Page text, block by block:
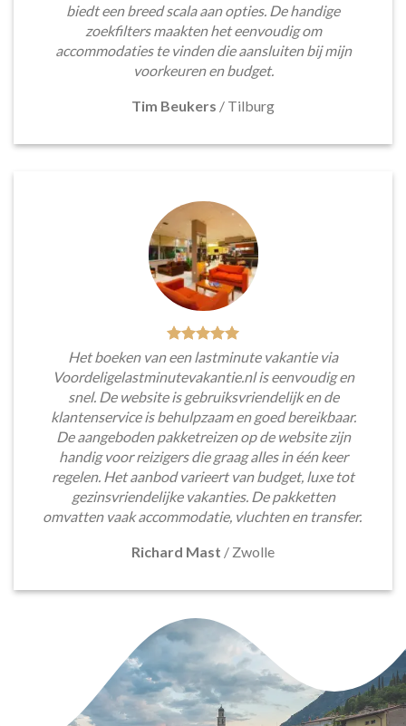
biedt een breed scala aan opties. De handige
zoekfilters maakten het eenvoudig om
accommodaties te vinden die aansluiten bij mijn
voorkeuren en budget.
Tim Beukers / Tilburg
Het boeken van een lastminute vakantie via
Voordeligelastminutevakantie.nl is eenvoudig en
snel. De website is gebruiksvriendelijk en de
klantenservice is behulpzaam en goed bereikbaar.
De aangeboden pakketreizen op de website zijn
handig voor reizigers die graag alles in één keer
regelen. Het aanbod varieert van budget, luxe tot
gezinsvriendelijke vakanties. De pakketten
omvatten vaak accommodatie, vluchten en transfer.
Richard Mast / Zwolle